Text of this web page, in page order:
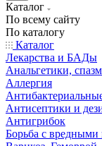
Каталог
По всему сайту
По каталогу
Каталог
Лекарства и БАДы
Анальгетики,
Аллергия
Антисептики и
Антигрибок
Борьба с